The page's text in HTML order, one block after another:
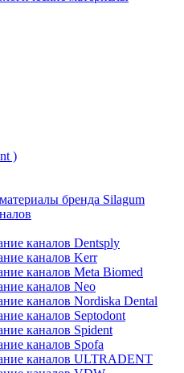
)
бренда Silagum
каналов Dentsply
каналов Kerr
каналов Meta Biomed
каналов Neo
каналов Nordiska Dental
каналов Septodont
каналов Spident
каналов Spofa
каналов ULTRADENT